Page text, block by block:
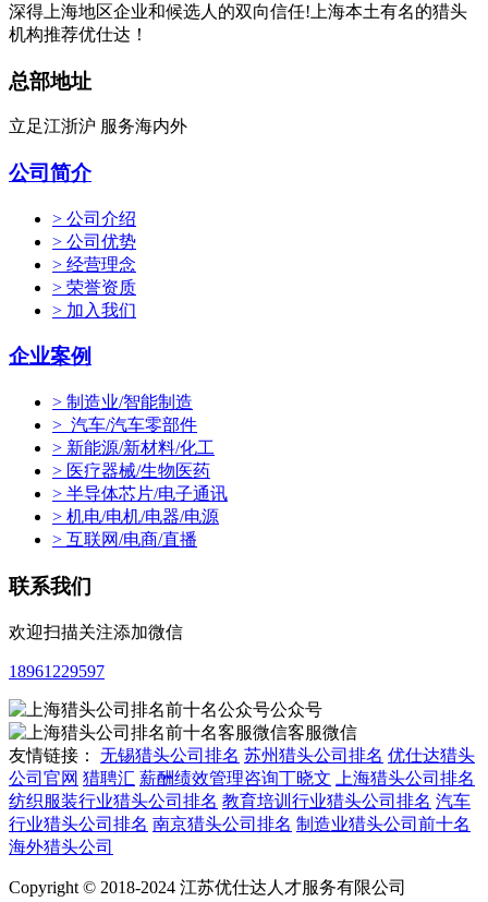
深得上海地区企业和候选人的双向信任!上海本土有名的猎头
机构推荐优仕达！
总部地址
立足江浙沪 服务海内外
公司简介
> 公司介绍
> 公司优势
> 经营理念
> 荣誉资质
> 加入我们
企业案例
> 制造业/智能制造
> 汽车/汽车零部件
> 新能源/新材料/化工
> 医疗器械/生物医药
> 半导体芯片/电子通讯
> 机电/电机/电器/电源
> 互联网/电商/直播
联系我们
欢迎扫描关注添加微信
18961229597
公众号
客服微信
友情链接： 无锡猎头公司排名 苏州猎头公司排名 优仕达猎头
公司官网 猎聘汇 薪酬绩效管理咨询丁晓文
上海猎头公司排名
纺织服装行业猎头公司排名 教育培训行业猎头公司排名 汽车
行业猎头公司排名 南京猎头公司排名 制造业猎头公司前十名
海外猎头公司
Copyright © 2018-2024 江苏优仕达人才服务有限公司